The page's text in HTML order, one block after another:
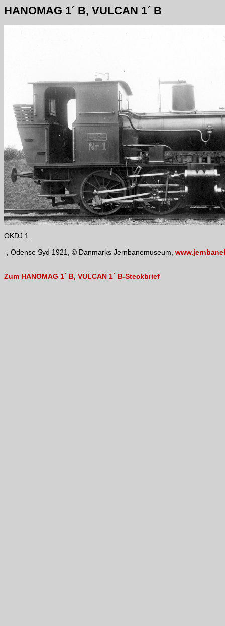
HANOMAG 1´ B, VULCAN 1´ B
OKDJ 1.
-, Odense Syd 1921, © Danmarks Jernbanemuseum,
Zum HANOMAG 1´ B, VULCAN 1´ B-Steckbrief